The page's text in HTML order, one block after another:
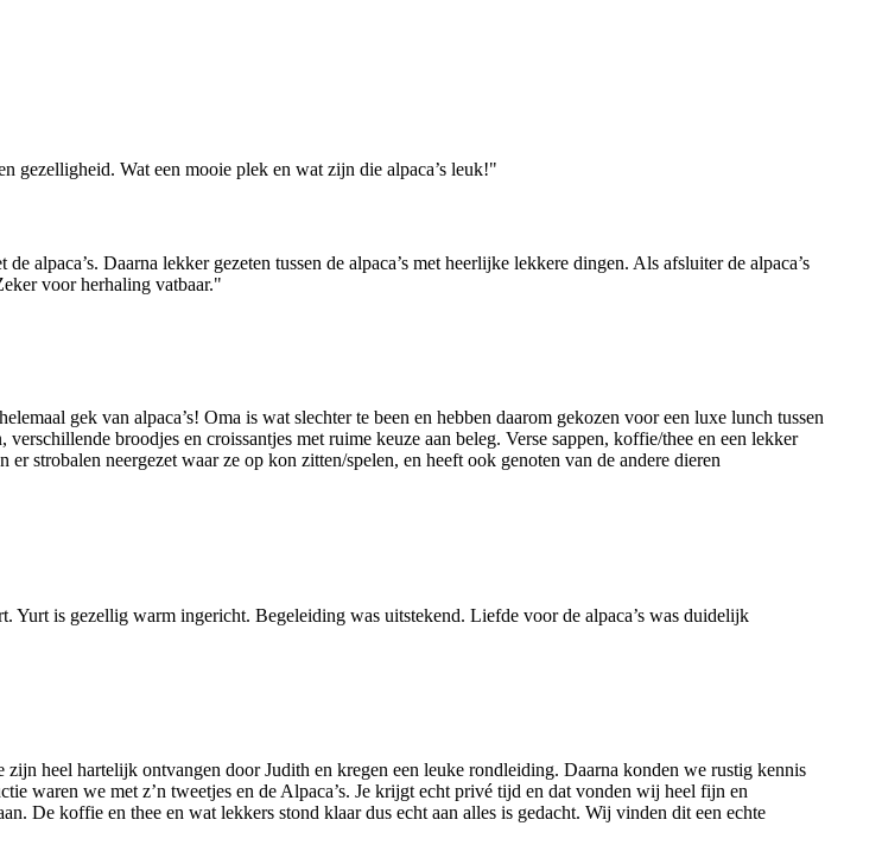
gezelligheid. Wat een mooie plek en wat zijn die alpaca’s leuk!"
alpaca’s. Daarna lekker gezeten tussen de alpaca’s met heerlijke lekkere dingen. Als afsluiter de alpaca’s
eker voor herhaling vatbaar."
gek van alpaca’s! Oma is wat slechter te been en hebben daarom gekozen voor een luxe lunch tussen
broodjes en croissantjes met ruime keuze aan beleg. Verse sappen, koffie/thee en een lekker
strobalen neergezet waar ze op kon zitten/spelen, en heeft ook genoten van de andere dieren
Yurt is gezellig warm ingericht. Begeleiding was uitstekend. Liefde voor de alpaca’s was duidelijk
heel hartelijk ontvangen door Judith en kregen een leuke rondleiding. Daarna konden we rustig kennis
waren we met z’n tweetjes en de Alpaca’s. Je krijgt echt privé tijd en dat vonden wij heel fijn en
De koffie en thee en wat lekkers stond klaar dus echt aan alles is gedacht. Wij vinden dit een echte